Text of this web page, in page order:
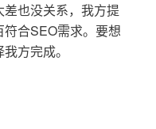
也没关系，我方提
合SEO需求。要想
方完成。